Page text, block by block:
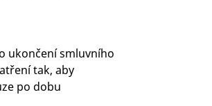
ukončení smluvního
tak, aby
po dobu